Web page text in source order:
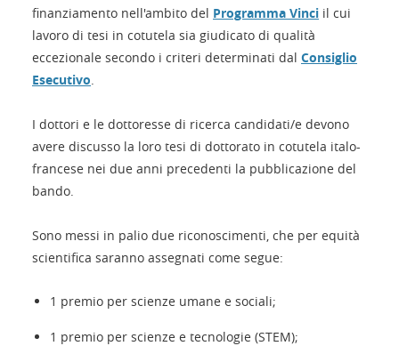
finanziamento nell'ambito del Programma Vinci il cui
lavoro di tesi in cotutela sia giudicato di qualità
eccezionale secondo i criteri determinati dal Consiglio
Esecutivo.
I dottori e le dottoresse di ricerca candidati/e devono
avere discusso la loro tesi di dottorato in cotutela italo-
francese nei due anni precedenti la pubblicazione del
bando.
Sono messi in palio due riconoscimenti, che per equità
scientifica saranno assegnati come segue:
1 premio per scienze umane e sociali;
1 premio per scienze e tecnologie (STEM);